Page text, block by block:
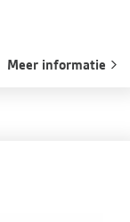
Meer informatie